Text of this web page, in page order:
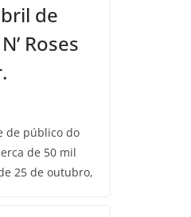
de
Roses
de público do
de 50 mil
25 de outubro,